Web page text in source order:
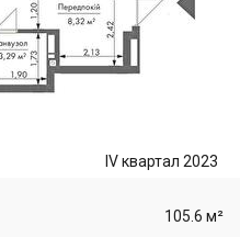
IV квартал 2023
105.6 м²